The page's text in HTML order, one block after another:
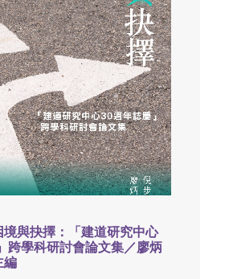
境與抉擇：「建道研究中心
跨學科研討會論文集／廖炳
編